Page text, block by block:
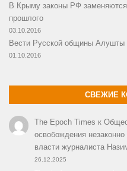
В Крыму законы РФ заменяются
прошлого
03.10.2016
Вести Русской общины Алушты
01.10.2016
СВЕЖИЕ
The Epoch Times к
освобождения
власти журналиста
26.12.2025